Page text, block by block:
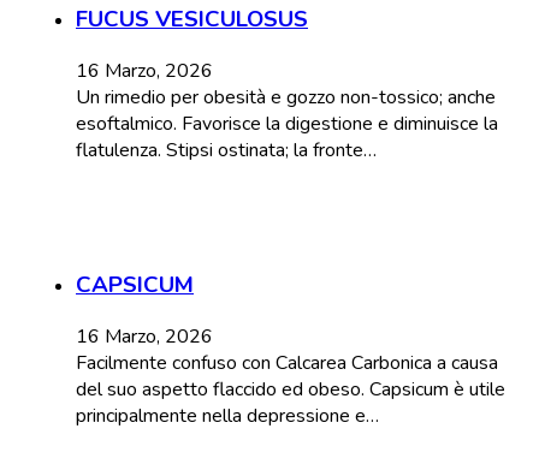
FUCUS VESICULOSUS
16 Marzo, 2026
Un rimedio per obesità e gozzo non-tossico; anche
esoftalmico. Favorisce la digestione e diminuisce la
flatulenza. Stipsi ostinata; la fronte…
CAPSICUM
16 Marzo, 2026
Facilmente confuso con Calcarea Carbonica a causa
del suo aspetto flaccido ed obeso. Capsicum è utile
principalmente nella depressione e…